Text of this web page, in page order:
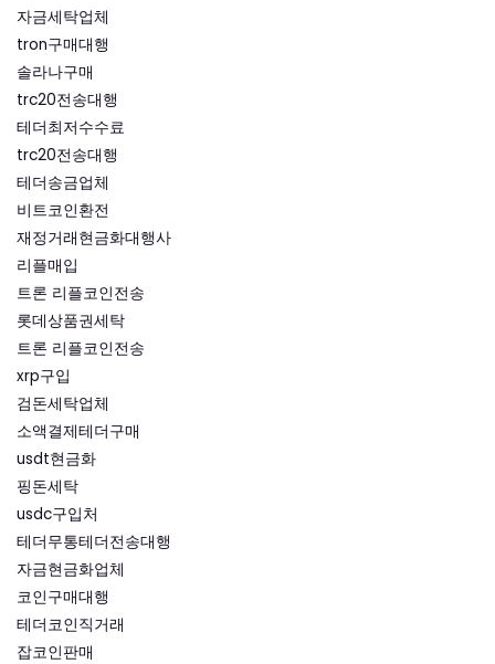
자금세탁업체
tron구매대행
솔라나구매
trc20전송대행
테더최저수수료
trc20전송대행
테더송금업체
비트코인환전
재정거래현금화대행사
리플매입
트론 리플코인전송
롯데상품권세탁
트론 리플코인전송
xrp구입
검돈세탁업체
소액결제테더구매
usdt현금화
핑돈세탁
usdc구입처
테더무통테더전송대행
자금현금화업체
코인구매대행
테더코인직거래
잡코인판매